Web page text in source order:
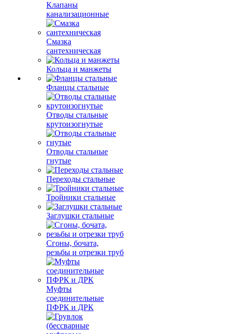
Клапаны
канализационные
Смазка
сантехническая
Кольца и манжеты
Фланцы стальные
Отводы стальные
крутоизогнутые
Отводы стальные
гнутые
Переходы стальные
Тройники стальные
Заглушки стальные
Сгоны, бочата,
резьбы и отрезки труб
Муфты
соединительные
ПФРК и ДРК